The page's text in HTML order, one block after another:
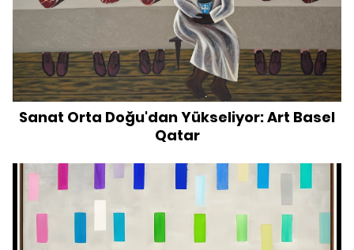
Sanat Orta Doğu'dan Yükseliyor: Art Basel
Qatar